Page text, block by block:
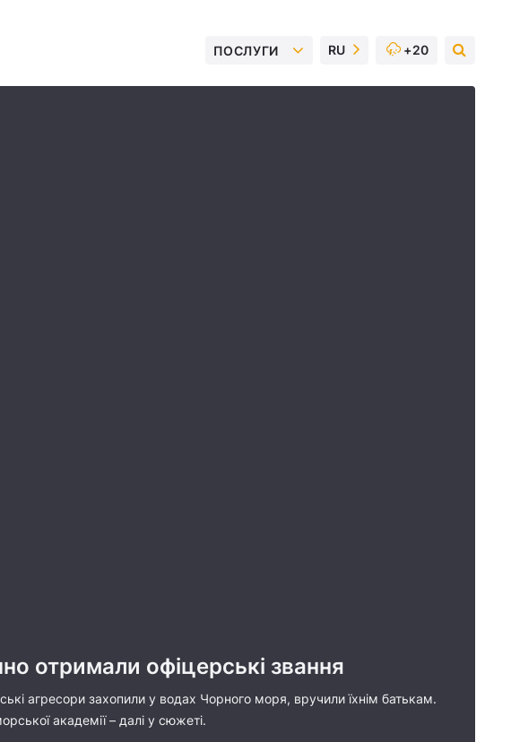
ПОСЛУГИ RU +20
отримали офіцерські звання
агресори захопили у водах Чорного моря, вручили їхнім батькам.
академії – далі у сюжеті.